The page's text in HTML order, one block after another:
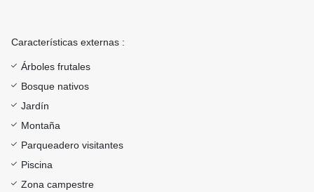
Características externas :
Árboles frutales
Bosque nativos
Jardín
Montaña
Parqueadero visitantes
Piscina
Zona campestre